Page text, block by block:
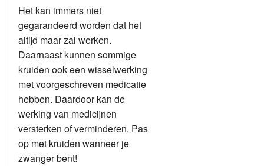
Het kan immers niet
gegarandeerd worden dat het
altijd maar zal werken.
Daarnaast kunnen sommige
kruiden ook een wisselwerking
met voorgeschreven medicatie
hebben. Daardoor kan de
werking van medicijnen
versterken of verminderen. Pas
op met kruiden wanneer je
zwanger bent!